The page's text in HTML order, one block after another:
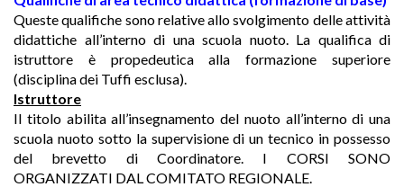
Queste qualifiche sono relative allo svolgimento delle attività
didattiche all’interno di una scuola nuoto. La qualifica di
istruttore è propedeutica alla formazione superiore
(disciplina dei Tuffi esclusa).
Istruttore
Il titolo abilita all’insegnamento del nuoto all’interno di una
scuola nuoto sotto la supervisione di un tecnico in possesso
del brevetto di Coordinatore. I CORSI SONO
ORGANIZZATI DAL COMITATO REGIONALE.